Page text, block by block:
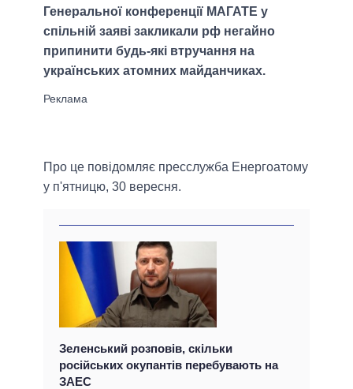
Генеральної конференції МАГАТЕ у
спільній заяві закликали рф негайно
припинити будь-які втручання на
українських атомних майданчиках.
Про це повідомляє пресслужба Енергоатому
у п'ятницю, 30 вересня.
Зеленський розповів, скільки
російських окупантів перебувають на
ЗАЕС